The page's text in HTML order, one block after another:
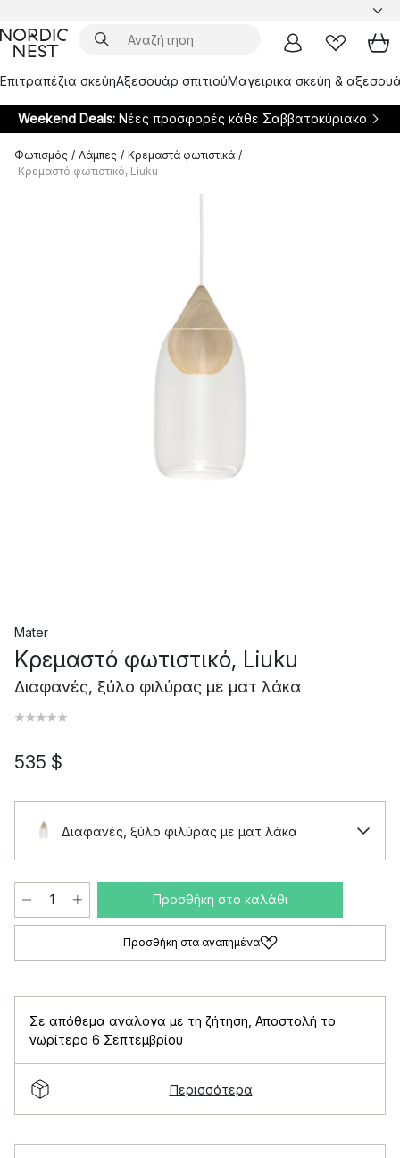
Επιτραπέζια σκεύηΑξεσουάρ σπιτιούΜαγειρικά σκεύη &
Weekend Deals: Νέες προσφορές κάθε Σαββατοκύριακο
Φωτισμός / Λάμπες / Κρεμαστά φωτιστικά /
Κρεμαστό φωτιστικό, Liuku
Mater
Κρεμαστό φωτιστικό, Liuku
Διαφανές, ξύλο φιλύρας με ματ λάκα
535 $
Διαφανές, ξύλο φιλύρας με ματ λάκα
Προσθήκη στο καλάθι
Προσθήκη στα αγαπημένα
Σε απόθεμα ανάλογα με τη ζήτηση Αποστολή το
νωρίτερο 6 Σεπτεμβρίου
Περισσότερα